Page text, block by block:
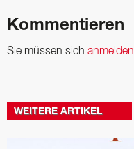
Kommentieren
Sie müssen sich anmelden
WEITERE ARTIKEL